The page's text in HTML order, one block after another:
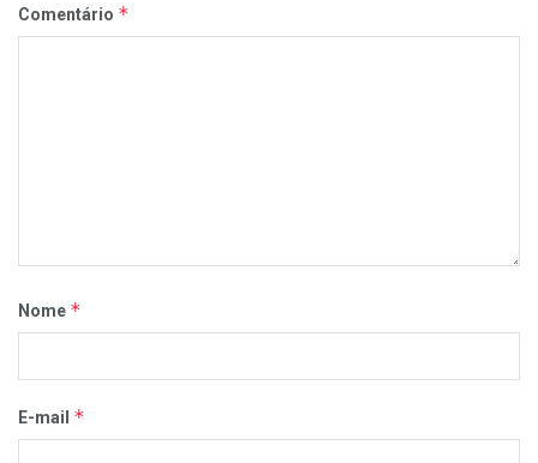
Comentário *
Nome *
E-mail *